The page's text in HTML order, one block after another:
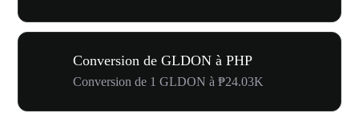
Conversion de GLDON à PHP
Conversion de 1 GLDON à ₱24.03K